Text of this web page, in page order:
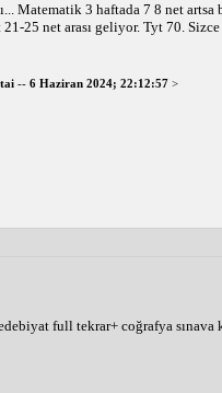
Matematik 3 haftada 7 8 net
25 net arası geliyor. Tyt 70.
-- 6 Haziran 2024; 22:12:57 >
full tekrar+ coğrafya sınava